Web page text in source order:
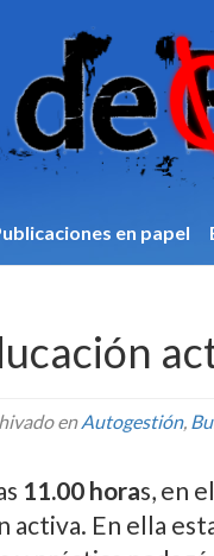
en papel
enAutogestión,
11.00 horas, en
activa. En ella